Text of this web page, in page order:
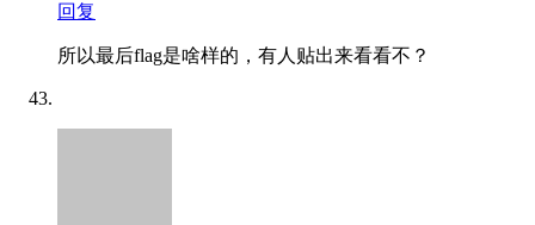
回复
所以最后flag是啥样的，有人贴出来看看不？